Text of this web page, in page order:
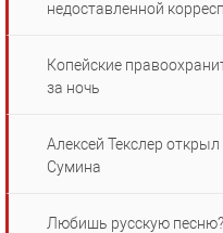
недоставленной
Копейские
за ночь
Алексей Текслер
Сумина
Любишь русскую